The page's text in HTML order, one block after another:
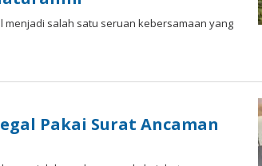
menjadi salah ѕаtu seruan kebersamaan уаng
Pakai Surat Ancaman